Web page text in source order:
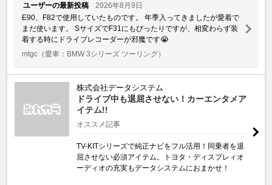
ユーザーの最新投稿
2026年8月9日
E90、F82で使用していたものです。 年季入ってきましたが愛着で
まだ使います。 SサイズでF31にもぴったりですが、相変わらず装
着する時にドライブレコーダーが邪魔です😭
mtgc （愛車：BMW 3シリーズ ツーリング）
株式会社データシステム
ドライブ中も退屈させない！カーエンタメア
イテム!!
オススメ記事
TV-KITシリーズで純正ナビをフル活用！同乗者を退
屈させない必須アイテム。トヨタ・ディスプレィオ
ーディオの充実もデータシステムにおまかせ！